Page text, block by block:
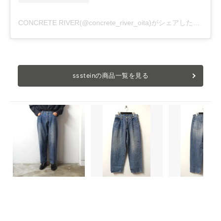
sssteinの商品一覧を見る